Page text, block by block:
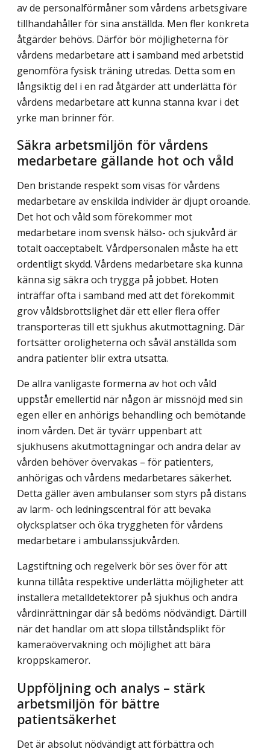
av de personalförmåner som vårdens arbetsgivare
tillhandahåller för sina anställda. Men fler konkreta
åtgärder behövs. Därför bör möjligheterna för
vårdens medarbetare att i samband med arbetstid
genomföra fysisk träning utredas. Detta som en
långsiktig del i en rad åtgärder att underlätta för
vårdens medarbetare att kunna stanna kvar i det
yrke man brinner för.
Säkra arbetsmiljön för vårdens
medarbetare gällande hot och våld
Den bristande respekt som visas för vårdens
medarbetare av enskilda individer är djupt oroande.
Det hot och våld som förekommer mot
medarbetare inom svensk hälso- och sjukvård är
totalt oacceptabelt. Vårdpersonalen måste ha ett
ordentligt skydd. Vårdens medarbetare ska kunna
känna sig säkra och trygga på jobbet. Hoten
inträffar ofta i samband med att det förekommit
grov våldsbrottslighet där ett eller flera offer
transporteras till ett sjukhus akutmottagning. Där
fortsätter oroligheterna och såväl anställda som
andra patienter blir extra utsatta.
De allra vanligaste formerna av hot och våld
uppstår emellertid när någon är missnöjd med sin
egen eller en anhörigs behandling och bemötande
inom vården. Det är tyvärr uppenbart att
sjukhusens akutmottagningar och andra delar av
vården behöver övervakas – för patienters,
anhörigas och vårdens medarbetares säkerhet.
Detta gäller även ambulanser som styrs på distans
av larm- och ledningscentral för att bevaka
olycksplatser och öka tryggheten för vårdens
medarbetare i ambulanssjukvården.
Lagstiftning och regelverk bör ses över för att
kunna tillåta respektive underlätta möjligheter att
installera metalldetektorer på sjukhus och andra
vårdinrättningar där så bedöms nödvändigt. Därtill
när det handlar om att slopa tillståndsplikt för
kameraöver­vakning och möjlighet att bära
kroppskameror.
Uppföljning och analys – stärk
arbetsmiljön för bättre
patientsäkerhet
Det är absolut nödvändigt att förbättra och